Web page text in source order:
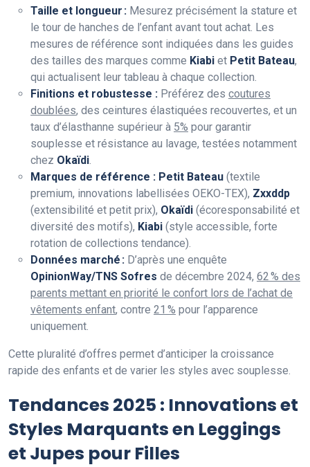
Taille et longueur : Mesurez précisément la stature et
le tour de hanches de l’enfant avant tout achat. Les
mesures de référence sont indiquées dans les guides
des tailles des marques comme Kiabi et Petit Bateau,
qui actualisent leur tableau à chaque collection.
Finitions et robustesse : Préférez des coutures
doublées, des ceintures élastiquées recouvertes, et un
taux d’élasthanne supérieur à 5% pour garantir
souplesse et résistance au lavage, testées notamment
chez Okaïdi.
Marques de référence : Petit Bateau (textile
premium, innovations labellisées OEKO-TEX), Zxxddp
(extensibilité et petit prix), Okaïdi (écoresponsabilité et
diversité des motifs), Kiabi (style accessible, forte
rotation de collections tendance).
Données marché : D’après une enquête
OpinionWay/TNS Sofres de décembre 2024, 62 % des
parents mettant en priorité le confort lors de l’achat de
vêtements enfant, contre 21 % pour l’apparence
uniquement.
Cette pluralité d’offres permet d’anticiper la croissance
rapide des enfants et de varier les styles avec souplesse.
Tendances 2025 : Innovations et
Styles Marquants en Leggings
et Jupes pour Filles